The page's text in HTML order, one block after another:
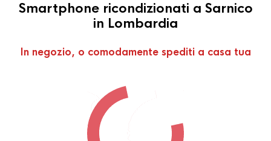
Smartphone ricondizionati a Sarnico
in Lombardia
In negozio, o comodamente spediti a casa tua